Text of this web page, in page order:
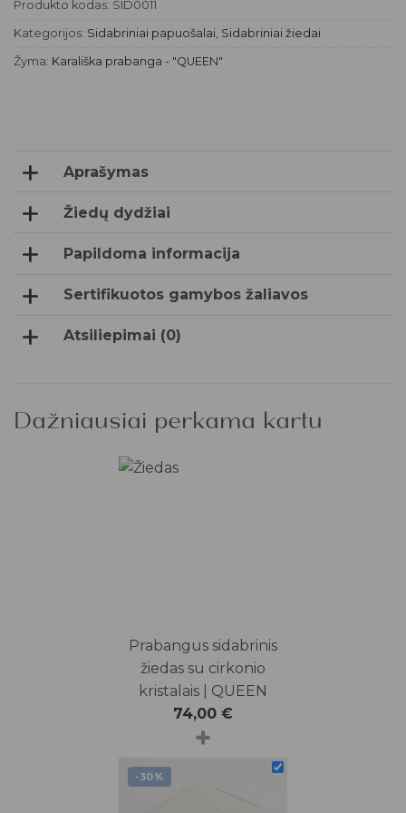
Produkto kodas: SID0011
Kategorijos: Sidabriniai papuošalai, Sidabriniai žiedai
Žyma: Karališka prabanga - "QUEEN"
Aprašymas
Žiedų dydžiai
Papildoma informacija
Sertifikuotos gamybos žaliavos
Atsiliepimai (0)
Dažniausiai perkama kartu
Prabangus sidabrinis
žiedas su cirkonio
kristalais | QUEEN
74,00 €
+
-30%